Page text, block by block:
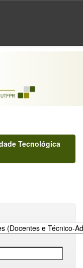
Tecnológica